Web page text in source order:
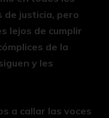
de justicia, pero
lejos de cumplir
de la
y les
a callar las voces